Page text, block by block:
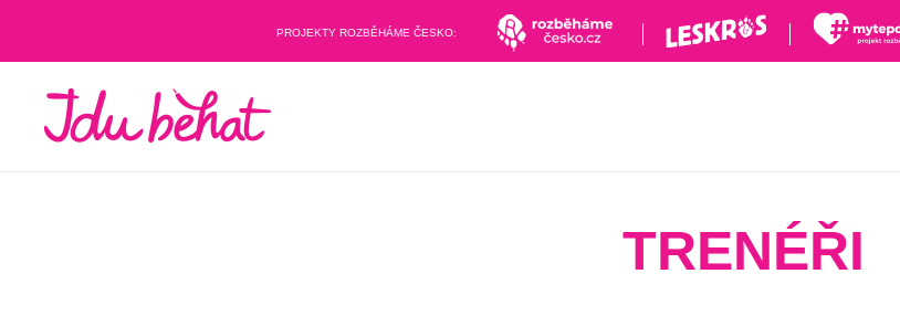
PROJEKTY ROZBĚHÁME ČESKO:
TRENÉŘI